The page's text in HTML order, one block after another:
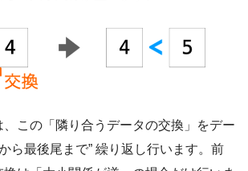
この「隣り合うデータの交換」をデー
ら最後尾まで” 繰り返し行います。前